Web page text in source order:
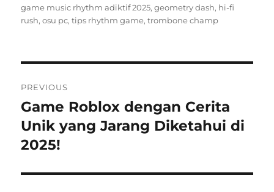
on
game music rhythm adiktif 2025,geometry dash, hi-fi
rush,osu pc,tips rhythm game,trombone champ
pos
PREVIOUS
Previous
post:
Game Roblox dengan Cerita
Unik yang Jarang Diketahui di
2025!